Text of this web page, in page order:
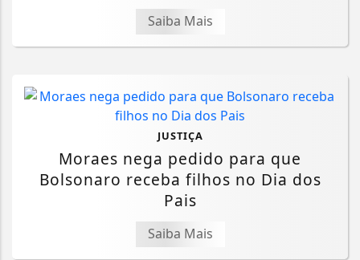
Saiba Mais
JUSTIÇA
Moraes nega pedido para que
Bolsonaro receba filhos no Dia dos
Pais
Saiba Mais